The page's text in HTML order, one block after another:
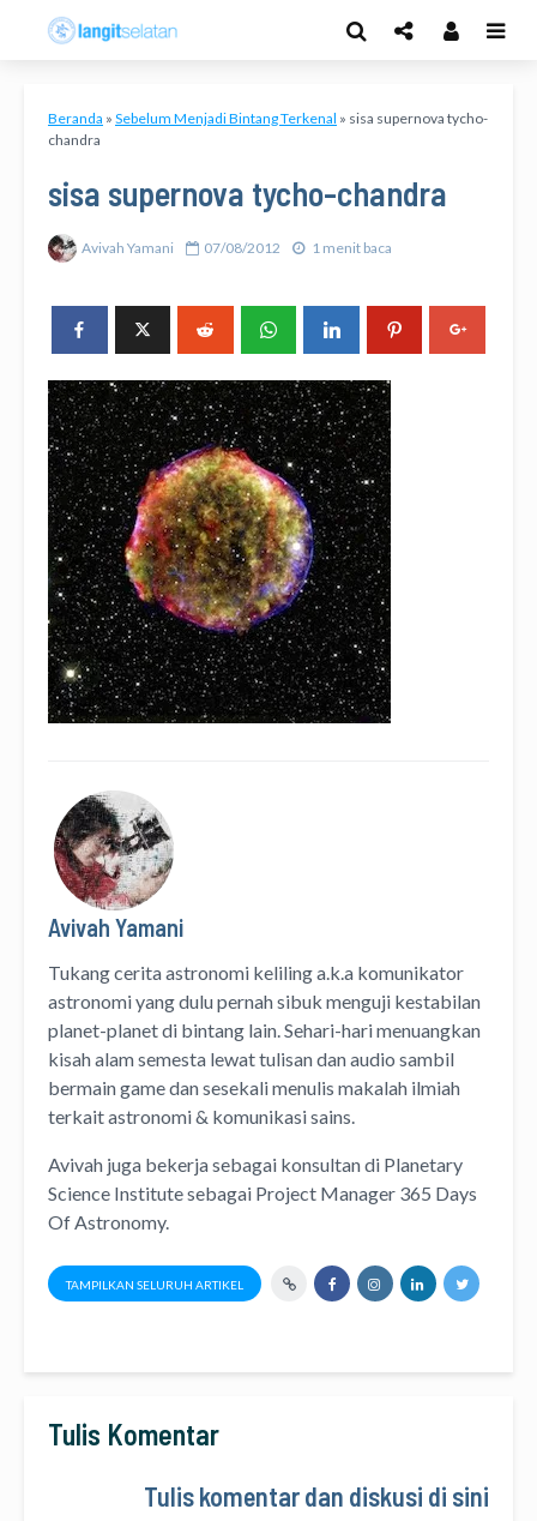
Beranda » Sebelum Menjadi Bintang Terkenal » sisa supernova tycho-
chandra
sisa supernova tycho-chandra
Avivah Yamani 07/08/2012 1 menit baca
Avivah Yamani
Tukang cerita astronomi kelilinga.k.a komunikator
astronomiyang dulu pernah sibuk menguji kestabilan
planet-planet di bintang lain. Sehari-hari menuangkan
kisah alam semesta lewattulisandanaudio sambil
bermain game dan sesekali menulis makalah ilmiah
terkait astronomi & komunikasi sains.
Avivah juga bekerja sebagai konsultan di Planetary
Science Institutesebagai Project Manager 365 Days
Of Astronomy.
TAMPILKAN SELURUH ARTIKEL
Tulis Komentar
Tulis komentar dan diskusi di sini